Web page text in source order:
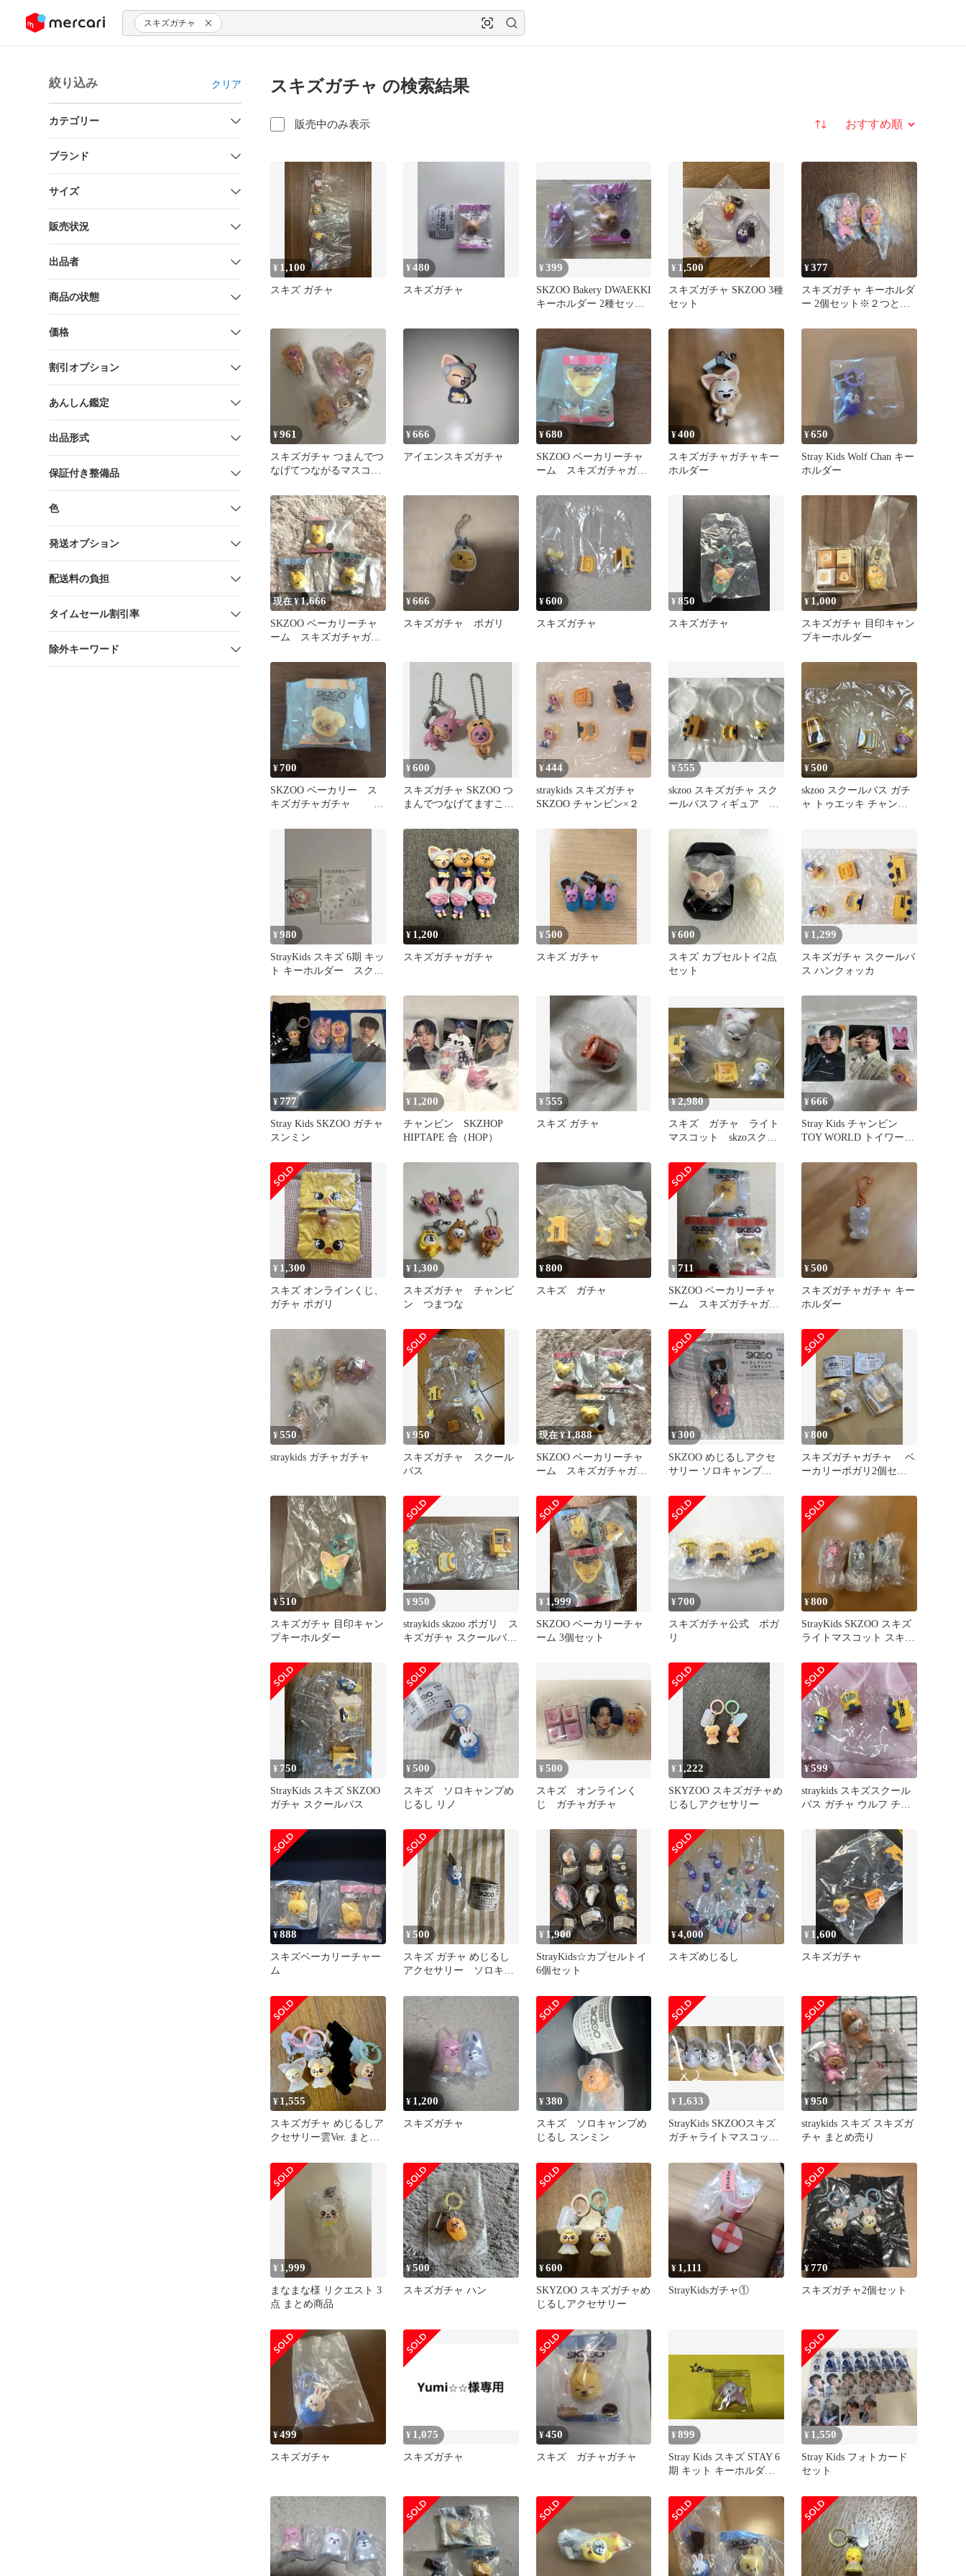
ツにスキップ スキズガチャ
絞り込み クリア
カテゴリー
ブランド
サイズ
販売状況
出品者
商品の状態
価格
割引オプション
あんしん鑑定
出品形式
保証付き整備品
色
発送オプション
配送料の負担
タイムセール割引率
除外キーワード
スキズガチャ の検索結果
販売中のみ表示 並び替え
¥ 1,100
スキズ ガチャ
¥480
スキズガチャ
¥399
SKZOO Bakery DWAEKKI
キーホルダー 2種セッ
¥ 1,500
スキズガチャ SKZOO 3種
セット
¥377
スキズガチャ キーホルダ
ー 2個セット※２つとも
¥961
スキズガチャ つまんでつ
なげてつながるマスコッ
¥666
アイエンスキズガチャ
¥680
SKZOO ベーカリーチャ
ーム スキズガチャガチ
¥400
スキズガチャガチャキー
ホルダー
¥650
Stray Kids Wolf Chan キー
ホルダー
現在 ¥1,666
SKZOO ベーカリーチャ
ーム スキズガチャガチ
¥666
スキズガチャ ポガリ
¥600
スキズガチャ
¥850
スキズガチャ
¥ 1,000
スキズガチャ 目印キャン
プキーホルダー
¥700
SKZOO ベーカリー ス
キズガチャガチャ パ
¥600
スキズガチャ SKZOO つ
まんでつなげてますこっ
¥444
straykids スキズガチャ
SKZOO チャンビン×２
¥555
skzoo スキズガチャ スク
ールバスフィギュア ア
¥500
skzoo スクールバス ガチ
ャ トゥエッキ チャンビ
¥980
StrayKids スキズ 6期 キッ
ト キーホルダー スクイ
¥ 1,200
スキズガチャガチャ
¥500
スキズ ガチャ
¥600
スキズ カプセルトイ2点
セット
¥ 1,299
スキズガチャ スクールバ
ス ハンクォッカ
¥777
Stray Kids SKZOO ガチャ
スンミン
¥ 1,200
チャンビン SKZHOP
HIPTAPE 合（HOP）
¥555
スキズ ガチャ
¥2,980
スキズ ガチャ ライト
マスコット skzoスクー
ジン
¥666
Stray Kids チャンビン
TOY WORLD トイワール
¥ 1,300
スキズ オンラインくじ、
ガチャ ポガリ
¥ 1,300
スキズガチャ チャンビ
ン つまつな
¥800
スキズ ガチャ
¥711
SKZOO ベーカリーチャ
ーム スキズガチャガチ
¥500
スキズガチャガチャ キー
ホルダー
¥550
straykids ガチャガチャ
¥950
スキズガチャ スクール
バス
現在 ¥1,888
SKZOO ベーカリーチャ
ーム スキズガチャガチ
¥300
SKZOO めじるしアクセ
サリー ソロキャンプ
¥800
スキズガチャガチャ ベ
ーカリーポガリ2個セッ
¥510
スキズガチャ 目印キャン
プキーホルダー
¥950
straykids skzoo ポガリ ス
キズガチャ スクールバス
¥ 1,999
SKZOO ベーカリーチャ
ーム 3個セット
¥700
スキズガチャ公式 ポガ
リ
¥800
StrayKids SKZOO スキズ
ライトマスコット スキズ
¥ 750
StrayKids スキズ SKZOO
ガチャ スクールバス
¥500
スキズ ソロキャンプめ
じるし リノ
¥500
スキズ オンラインく
じ ガチャガチャ
¥ 1,222
SKYZOO スキズガチャめ
じるしアクセサリー
¥599
straykids スキズスクール
バス ガチャ ウルフ チャ
¥888
スキズベーカリーチャー
ム
¥500
スキズ ガチャ めじるし
アクセサリー ソロキャ
¥ 1,900
StrayKids☆カプセルトイ
6個セット
¥4,000
スキズめじるし
¥ 1,600
スキズガチャ
¥ 1,555
スキズガチャ めじるしア
クセサリー雲Ver. まとめ
¥ 1,200
スキズガチャ
¥380
スキズ ソロキャンプめ
じるし スンミン
¥ 1,633
StrayKids SKZOOスキズ
ガチャライトマスコット
¥950
straykids スキズ スキズガ
チャ まとめ売り
¥ 1,999
まなまな様 リクエスト 3
点 まとめ商品
¥500
スキズガチャ ハン
¥600
SKYZOO スキズガチャめ
じるしアクセサリー
¥ 1,111
StrayKidsガチャ①
¥770
スキズガチャ2個セット
¥499
スキズガチャ
¥ 1,075
スキズガチャ
¥450
スキズ ガチャガチャ
¥899
Stray Kids スキズ STAY 6
期 キット キーホルダー
¥ 1,550
Stray Kids フォトカード
セット